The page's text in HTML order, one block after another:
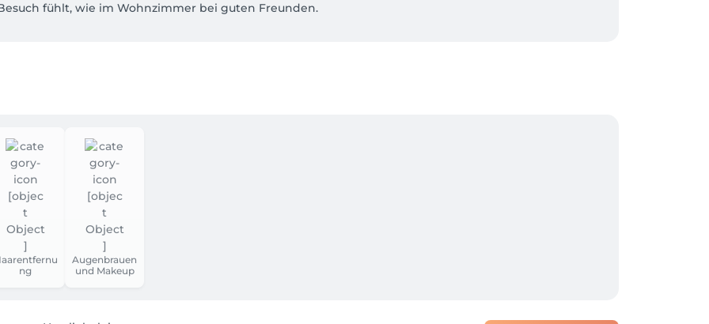
fühlt, wie im Wohnzimmer bei guten Freunden.
aus unserer Branche in individuellen Bereichen, ist es uns möglich für euch die aktuellen Trends
ng
Augenbrauen
und Makeup